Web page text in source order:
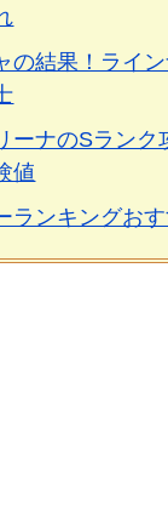
の結果！ライ
ーナのSランク
値
ランキングお